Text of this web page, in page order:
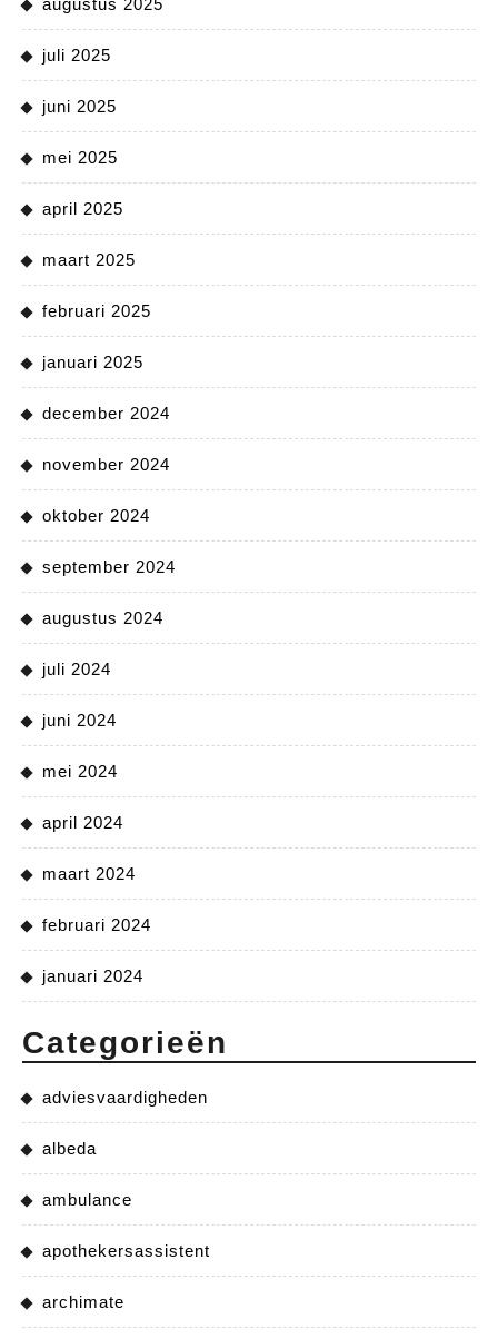
augustus 2025
juli 2025
juni 2025
mei 2025
april 2025
maart 2025
februari 2025
januari 2025
december 2024
november 2024
oktober 2024
september 2024
augustus 2024
juli 2024
juni 2024
mei 2024
april 2024
maart 2024
februari 2024
januari 2024
Categorieën
adviesvaardigheden
albeda
ambulance
apothekersassistent
archimate